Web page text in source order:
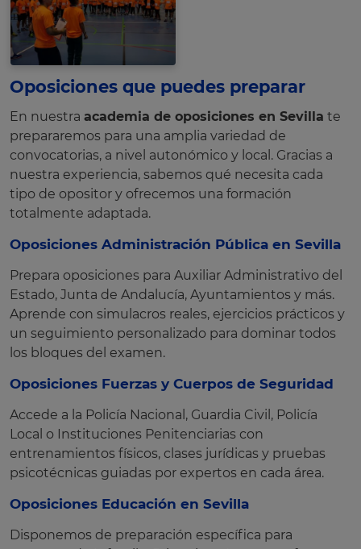
Oposiciones que puedes preparar
En nuestra academia de oposiciones en Sevilla te
prepararemos para una amplia variedad de
convocatorias, a nivel autonómico y local. Gracias a
nuestra experiencia, sabemos qué necesita cada
tipo de opositor y ofrecemos una formación
totalmente adaptada.
Oposiciones Administración Pública en Sevilla
Prepara oposiciones para Auxiliar Administrativo del
Estado, Junta de Andalucía, Ayuntamientos y más.
Aprende con simulacros reales, ejercicios prácticos y
un seguimiento personalizado para dominar todos
los bloques del examen.
Oposiciones Fuerzas y Cuerpos de Seguridad
Accede a la Policía Nacional, Guardia Civil, Policía
Local o Instituciones Penitenciarias con
entrenamientos físicos, clases jurídicas y pruebas
psicotécnicas guiadas por expertos en cada área.
Oposiciones Educación en Sevilla
Disponemos de preparación específica para